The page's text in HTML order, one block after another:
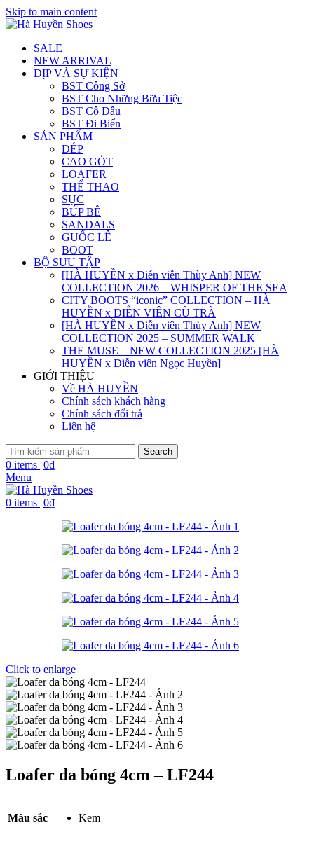
Skip to main content
SALE
NEW ARRIVAL
DỊP VÀ SỰ KIỆN
BST Công Sở
BST Cho Những Bữa Tiệc
BST Cô Dâu
BST Đi Biển
SẢN PHẨM
DÉP
CAO GÓT
LOAFER
THỂ THAO
SỤC
BÚP BÊ
SANDALS
GUỐC LÊ
BOOT
BỘ SƯU TẬP
[HÀ HUYỀN x Diễn viên Thùy Anh] NEW
COLLECTION 2026 – WHISPER OF THE SEA
CITY BOOTS “iconic” COLLECTION – HÀ
HUYỀN x DIỄN VIÊN CÙ TRÀ
[HÀ HUYỀN x Diễn viên Thùy Anh] NEW
COLLECTION 2025 – SUMMER WALK
THE MUSE – NEW COLLECTION 2025 [HÀ
HUYỀN x Diễn viên Ngọc Huyền]
GIỚI THIỆU
Về HÀ HUYỀN
Chính sách khách hàng
Chính sách đổi trả
Liên hệ
Search
0 items 0₫
Menu
0 items 0₫
Click to enlarge
Loafer da bóng 4cm – LF244
Màu sắc Kem